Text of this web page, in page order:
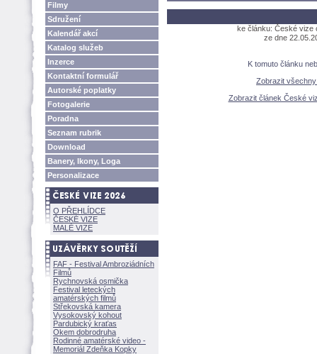
Filmy
Sdružení
Kalendář akcí
Katalog služeb
Inzerce
Kontaktní formulář
Autorské poplatky
Fotogalerie
Poradna
Seznam rubrik
Download
Banery, Ikony, Loga
Personalizace
O PŘEHLÍDCE
ČESKÉ VIZE
MALÉ VIZE
FAF - Festival Ambroziádních
Filmů
Rychnovská osmička
Festival leteckých
amatérských filmů
Střekovská kamera
Vysokovský kohout
Pardubický kraťas
Okem dobrodruha
Rodinné amatérské video -
Memoriál Zdeňka Kopky
ke článku: České vize
ze dne
K tomuto článku
Zobrazit
Zobrazit článek České